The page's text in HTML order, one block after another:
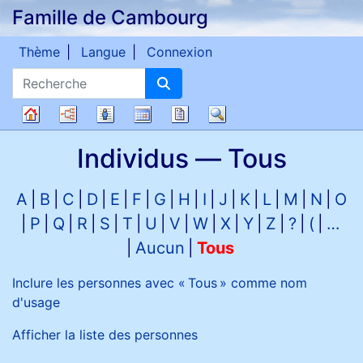
Passer au contenu
Famille de Cambourg
Recherche
Thème Langue Connexion
généalogique
Diagrammes
Listes CalendrierRapports
Individus — Tous
A B C D E F G H I J K L M N
O
P
Q R S T U V W X Y Z ? (
…
Aucun
Tous
Inclure les personnes avec « Tous » comme nom
d'usage
Afficher la liste des personnes